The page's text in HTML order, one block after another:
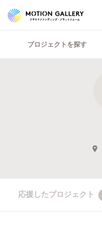
プロジェクトを探す
応援したプロジェクト